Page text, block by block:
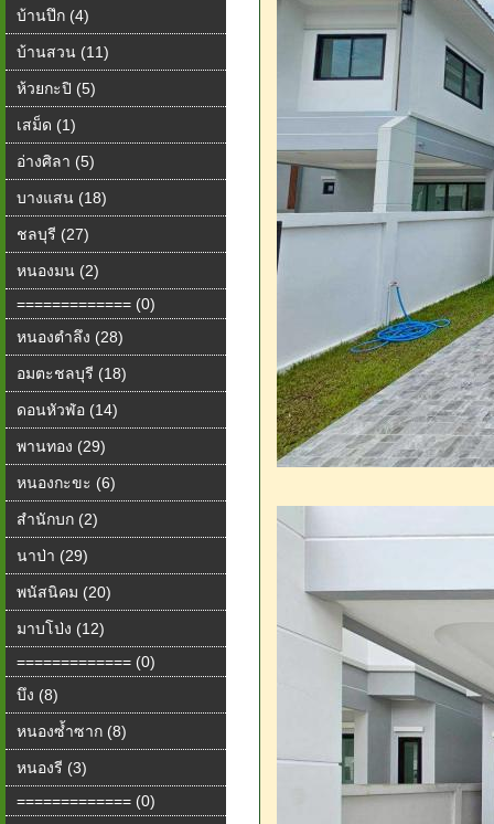
บ้านปึก (4)
บ้านสวน (11)
ห้วยกะปิ (5)
เสม็ด (1)
อ่างศิลา (5)
บางแสน (18)
ชลบุรี (27)
หนองมน (2)
============= (0)
หนองตำลึง (28)
อมตะชลบุรี (18)
ดอนหัวฬ่อ (14)
พานทอง (29)
หนองกะขะ (6)
สำนักบก (2)
นาป่า (29)
พนัสนิคม (20)
มาบโป่ง (12)
============= (0)
บึง (8)
หนองซ้ำซาก (8)
หนองรี (3)
============= (0)